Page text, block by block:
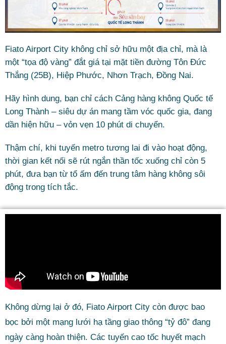
Fiato Airport City không chỉ sở hữu một địa chỉ, mà là
một “tọa độ vàng” đắt giá tại mặt tiền đường Tôn Đức
Thắng (25B), Hiệp Phước, Nhơn Trạch, Đồng Nai.
Hãy hình dung, bạn chỉ cách Cảng hàng không Quốc tế
Long Thành – siêu dự án mang tầm vóc quốc gia, đang
dần hiện hữu – vỏn vẹn 10 phút di chuyển.
Thậm chí, khi tuyến metro tương lai đi vào hoạt động,
thời gian kết nối sẽ rút ngắn thần tốc xuống chỉ còn 5
phút, đưa bạn từ tổ ấm đến trung tâm hàng không sôi
động trong tích tắc.
Không dừng lại ở đó, Fiato Airport City còn được bao
bọc bởi một mạng lưới hạ tầng giao thông “tỷ đô” đang
ngày càng hoàn thiện. Các tuyến cao tốc huyết mạch